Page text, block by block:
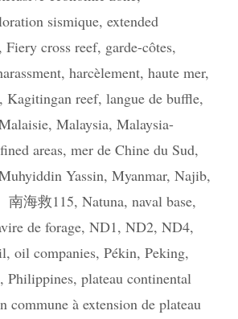
sismique, extended
Fiery cross reef, garde-côtes,
, harcèlement, haute mer,
, Kagitingan reef, langue de buffle,
, Malaysia, Malaysia-
areas, mer de Chine du Sud,
Yassin, Myanmar, Najib,
南海救115, Natuna, naval base,
de forage, ND1, ND2, ND4,
, oil companies, Pékin, Peking,
, Philippines, plateau continental
commune à extension de plateau